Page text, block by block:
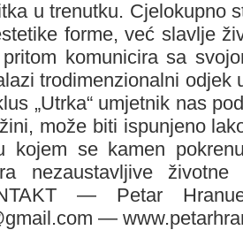
u trenutku. Cjelokupno
forme, već slavlje
komunicira sa
trodimenzionalni odjek
„Utrka“ umjetnik nas
može biti ispunjeno
kojem se kamen
nezaustavljive
— Petar
—